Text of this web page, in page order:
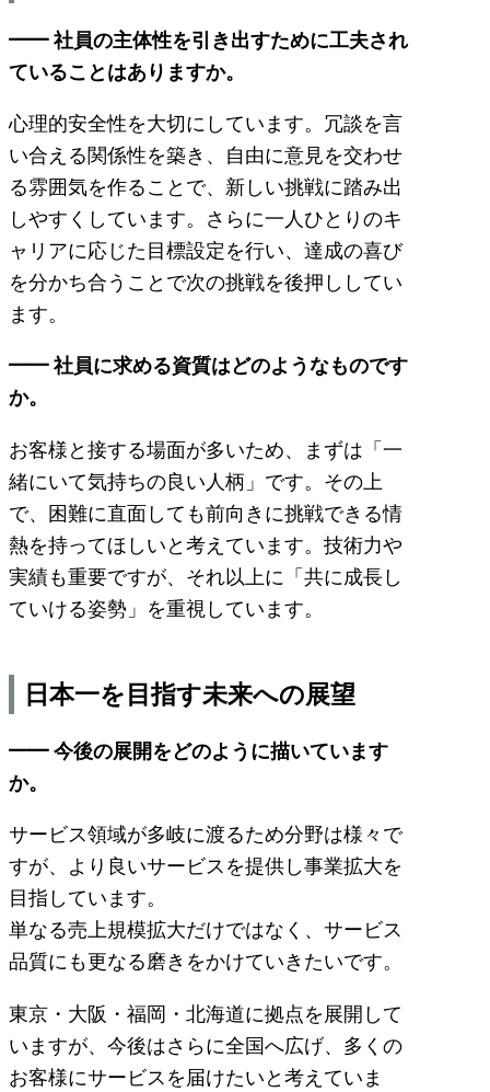
━━ 社員の主体性を引き出すために工夫され
ていることはありますか。
心理的安全性を大切にしています。冗談を言
い合える関係性を築き、自由に意見を交わせ
る雰囲気を作ることで、新しい挑戦に踏み出
しやすくしています。さらに一人ひとりのキ
ャリアに応じた目標設定を行い、達成の喜び
を分かち合うことで次の挑戦を後押ししてい
ます。
━━ 社員に求める資質はどのようなものです
か。
お客様と接する場面が多いため、まずは「一
緒にいて気持ちの良い人柄」です。その上
で、困難に直面しても前向きに挑戦できる情
熱を持ってほしいと考えています。技術力や
実績も重要ですが、それ以上に「共に成長し
ていける姿勢」を重視しています。
日本一を目指す未来への展望
━━ 今後の展開をどのように描いています
か。
サービス領域が多岐に渡るため分野は様々で
すが、より良いサービスを提供し事業拡大を
目指しています。
単なる売上規模拡大だけではなく、サービス
品質にも更なる磨きをかけていきたいです。
東京・大阪・福岡・北海道に拠点を展開して
いますが、今後はさらに全国へ広げ、多くの
お客様にサービスを届けたいと考えていま